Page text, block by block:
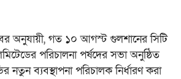
অনুযায়ী, গত ১০ আগস্ট গুলশানের সিটি
পরিচালনা পর্ষদের সভা অনুষ্ঠিত
নতুন ব্যবস্থাপনা পরিচালক নির্ধারণ করা